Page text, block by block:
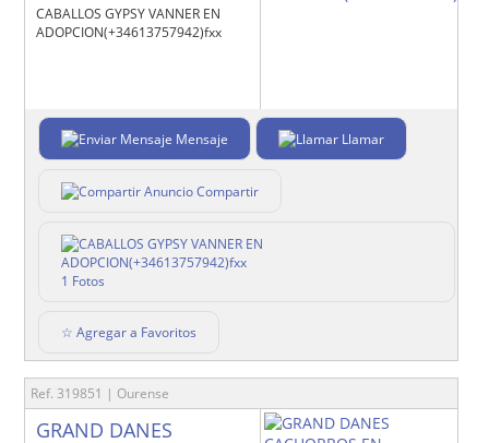
CABALLOS GYPSY VANNER EN
ADOPCION(+34613757942)fxx
Mensaje Llamar
Compartir
1 Fotos
☆ Agregar a Favoritos
Ref. 319851 | Ourense
GRAND DANES